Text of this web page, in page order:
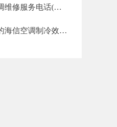
维修服务电话(海
海信空调制冷效果